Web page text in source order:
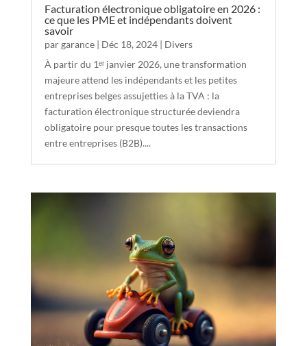
Facturation électronique obligatoire en 2026 :
ce que les PME et indépendants doivent
savoir
pargarance| Déc 18, 2024| Divers
À partir du 1ᵉʳ janvier 2026, une transformation
majeure attend les indépendants et les petites
entreprises belges assujetties à la TVA : la
facturation électronique structurée deviendra
obligatoire pour presque toutes les transactions
entre entreprises (B2B)....